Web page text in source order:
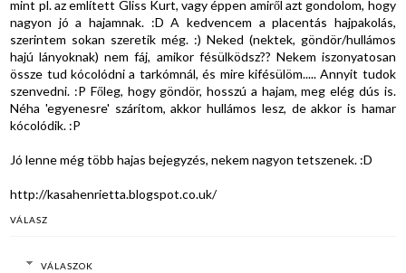
mint pl. az említett Gliss Kurt, vagy éppen amiről azt gondolom, hogy
nagyon jó a hajamnak. :D A kedvencem a placentás hajpakolás,
szerintem sokan szeretik még. :) Neked (nektek, göndör/hullámos
hajú lányoknak) nem fáj, amikor fésülködsz?? Nekem iszonyatosan
össze tud kócolódni a tarkómnál, és mire kifésülöm..... Annyit tudok
szenvedni. :P Főleg, hogy göndör, hosszú a hajam, meg elég dús is.
Néha 'egyenesre' szárítom, akkor hullámos lesz, de akkor is hamar
kócolódik. :P
Jó lenne még több hajas bejegyzés, nekem nagyon tetszenek. :D
http://kasahenrietta.blogspot.co.uk/
VÁLASZ
VÁLASZOK